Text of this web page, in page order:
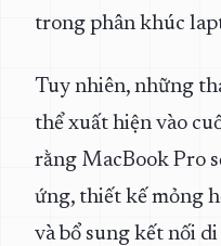
trong phân khúc
Tuy nhiên, những
thể xuất hiện vào
rằng MacBook Pro
ứng, thiết kế mỏng
và bổ sung kết nối